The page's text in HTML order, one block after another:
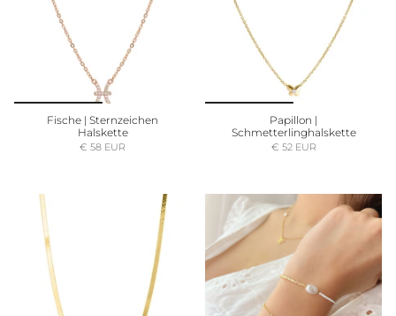
Fische | Sternzeichen
Halskette
€ 58 EUR
Papillon |
Schmetterlinghalskette
€ 52 EUR